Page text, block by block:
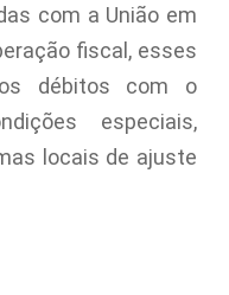
com a União em
fiscal, esses
débitos com o
especiais,
locais de ajuste